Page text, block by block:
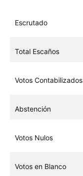
Escrutado
Total Escaños
Votos Contabilizados
Abstención
Votos Nulos
Votos en Blanco